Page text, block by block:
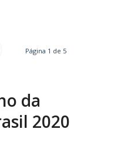
Página 1 de 5
da
2020